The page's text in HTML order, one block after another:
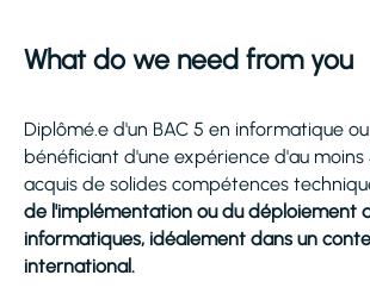
What do we need from you
Diplômé.e d'un BAC 5 en informatique
bénéficiant d'une expérience d'au moins
acquis de solides compétences
de l'implémentation ou du déploiement
informatiques, idéalement dans un
international.